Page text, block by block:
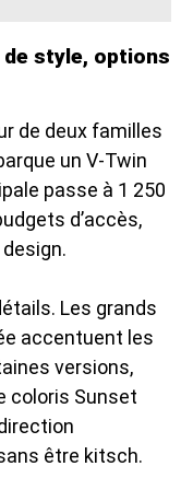
style, options
de deux familles
un V-Twin
passe à 1 250
d’accès,
Les grands
accentuent les
versions,
coloris Sunset
être kitsch.